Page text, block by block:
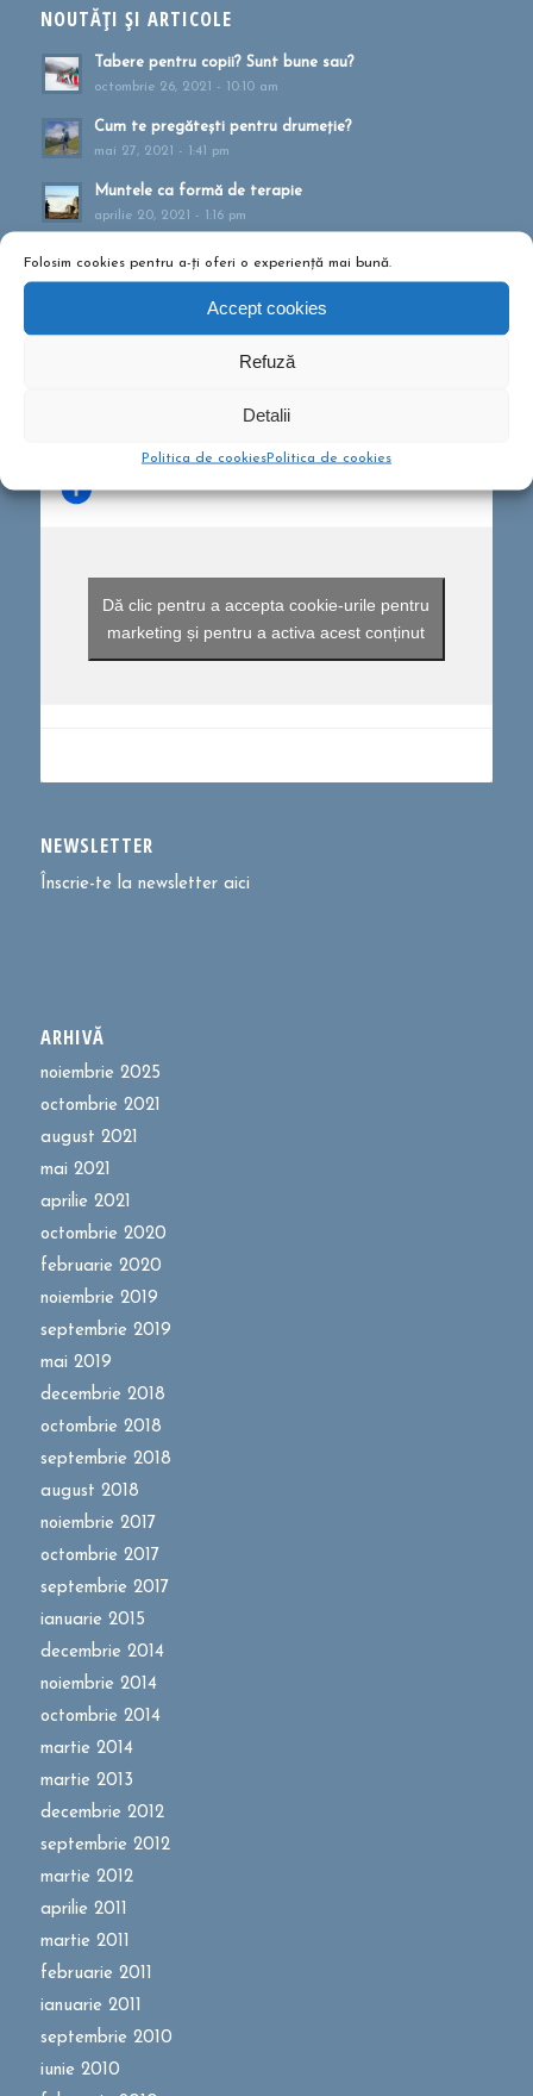
Folosim cookies pentru a-ți oferi o experiență mai bună.
Accept cookies
Refuză
Detalii
Politica de cookiesPolitica de cookies
NOUTĂȚI ȘI ARTICOLE
Tabere pentru copii? Sunt bune sau?
octombrie 26, 2021 - 10:10 am
Cum te pregătești pentru drumeție?
mai 27, 2021 - 1:41 pm
Muntele ca formă de terapie
aprilie 20, 2021 - 1:16 pm
Drumeții montane pentru familii!
februarie 13, 2020 - 5:21 pm
Ce să conțină rucsacul într-o drumeție de o zi?
Dă clic pentru a accepta cookie-urile pentru
marketing și pentru a activa acest conținut
NEWSLETTER
Înscrie-te la newsletter aici
ARHIVĂ
noiembrie 2025
octombrie 2021
august 2021
mai 2021
aprilie 2021
octombrie 2020
februarie 2020
noiembrie 2019
septembrie 2019
mai 2019
decembrie 2018
octombrie 2018
septembrie 2018
august 2018
noiembrie 2017
octombrie 2017
septembrie 2017
ianuarie 2015
decembrie 2014
noiembrie 2014
octombrie 2014
martie 2014
martie 2013
decembrie 2012
septembrie 2012
martie 2012
aprilie 2011
martie 2011
februarie 2011
ianuarie 2011
septembrie 2010
iunie 2010